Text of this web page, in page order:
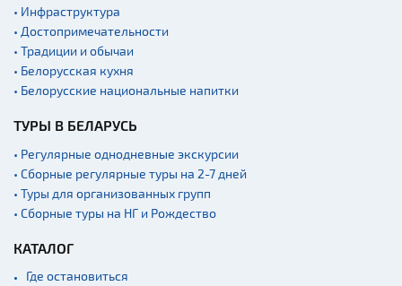
• Инфраструктура
• Достопримечательности
• Традиции и обычаи
• Белорусская кухня
• Белорусские национальные напитки
ТУРЫ В БЕЛАРУСЬ
• Регулярные однодневные экскурсии
• Сборные регулярные туры на 2-7 дней
• Туры для организованных групп
• Сборные туры на НГ и Рождество
КАТАЛОГ
Где остановиться